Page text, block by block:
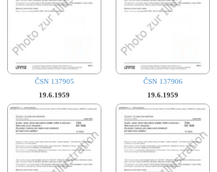
ČSN 137905
19.6.1959
ČSN 137906
19.6.1959